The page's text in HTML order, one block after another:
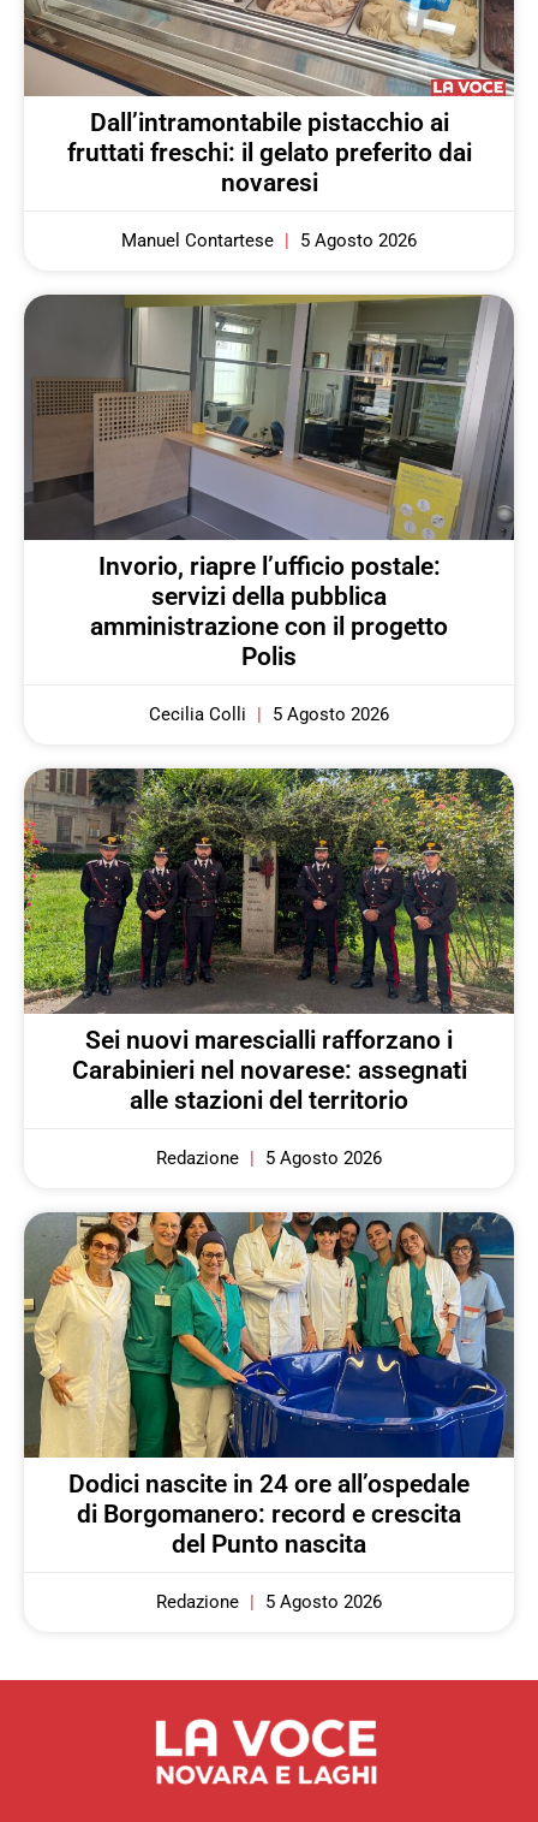
Dall’intramontabile pistacchio ai
fruttati freschi: il gelato preferito dai
novaresi
Manuel Contartese 5 Agosto 2026
Invorio, riapre l’ufficio postale:
servizi della pubblica
amministrazione con il progetto
Polis
Cecilia Colli 5 Agosto 2026
Sei nuovi marescialli rafforzano i
Carabinieri nel novarese: assegnati
alle stazioni del territorio
Redazione 5 Agosto 2026
Dodici nascite in 24 ore all’ospedale
di Borgomanero: record e crescita
del Punto nascita
Redazione 5 Agosto 2026